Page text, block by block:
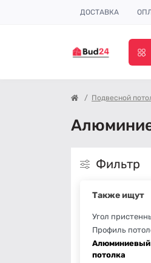
ДОСТАВКА
Подвесной
Фильтр
Также ищут
Угол
Профиль
Алюминиевый
потолка